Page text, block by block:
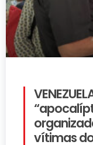
vítimas